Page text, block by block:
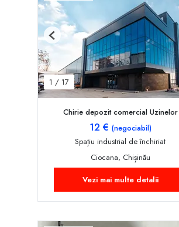
1 / 17
Previous
Chirie depozit comercial Uzinelor
12 € (negociabil)
Spațiu industrial de închiriat
Ciocana, Chișinău
Vezi mai multe detalii